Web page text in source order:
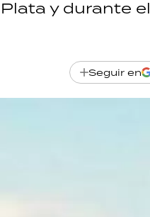
y durante el
Seguir en